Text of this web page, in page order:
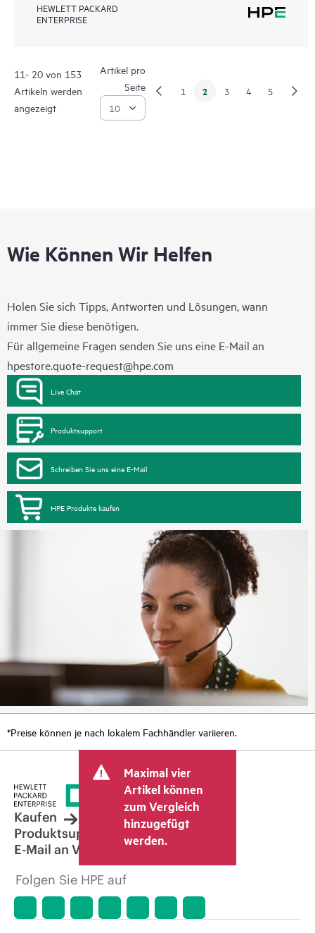
HEWLETT PACKARD
ENTERPRISE
11- 20 von 153
Artikeln werden
angezeigt
Artikel pro
Seite
1 2 3 4 5
Wie Können Wir Helfen
Holen Sie sich Tipps, Antworten und Lösungen, wann
immer Sie diese benötigen.
Für allgemeine Fragen senden Sie uns eine E-Mail an
hpestore.quote-request@hpe.com
Live Chat
Produktsupport
Schreiben Sie uns eine E-Mail
HPE Produkte kaufen
*Preise können je nach lokalem Fachhändler variieren.
Maximal vier
Artikel können
zum Vergleich
hinzugefügt
werden.
Kaufen
Produktsupport
E-Mail an Vertrieb
Folgen Sie HPE auf